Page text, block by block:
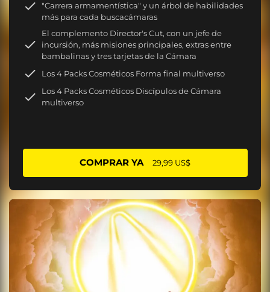
"Carrera armamentística" y un árbol de habilidades
más para cada buscacámaras
El complemento Director's Cut, con un jefe de
incursión, más misiones principales, extras entre
bambalinas y tres tarjetas de la Cámara
Los 4 Packs Cosméticos Forma final multiverso
Los 4 Packs Cosméticos Discípulos de Cámara
multiverso
COMPRAR YA 29,99 US$